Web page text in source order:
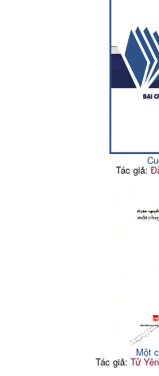
Tác giả:
Một
Tác giả:Tử